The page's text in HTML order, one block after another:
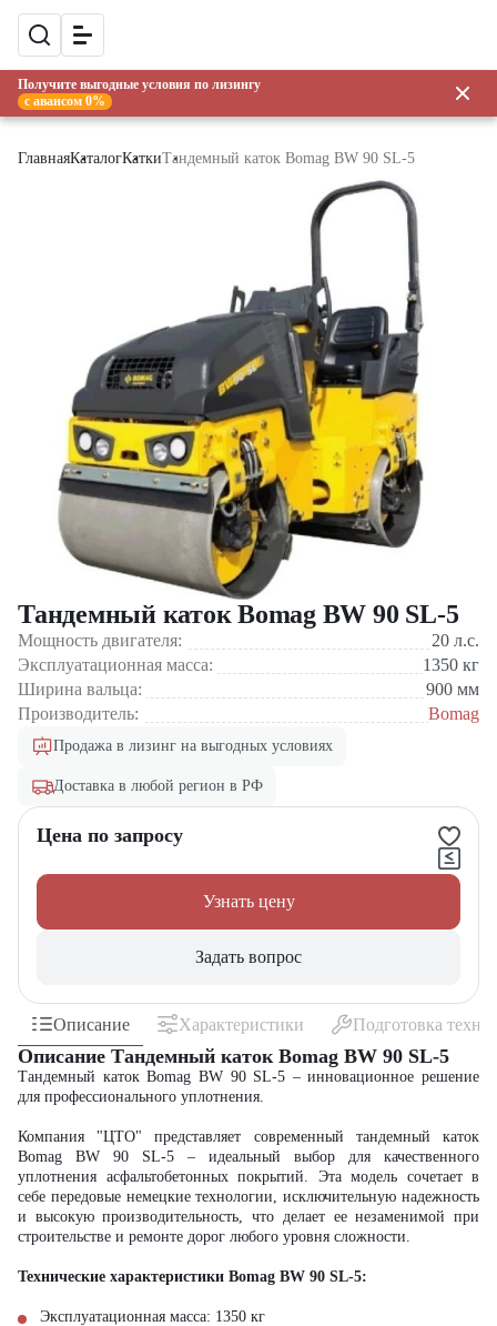
Получите выгодные условия по лизингу
с авансом 0%
ГлавнаяКаталогКаткиТандемный каток Bomag BW 90 SL-5
Тандемный каток Bomag BW 90 SL-5
Мощность двигателя: 20 л.с.
Эксплуатационная масса:
1350 кг
Ширина вальца:
900 мм
Производитель:
Bomag
Продажа в лизинг на выгодных условиях
Доставка в любой регион в РФ
Цена по запросу
Узнать цену
Задать вопрос
Описание Характеристики Подготовка
Описание Тандемный каток Bomag BW 90 SL-5
Тандемный каток Bomag BW 90 SL-5 – инновационное решение
для профессионального уплотнения.
Компания "ЦТО" представляет современный тандемный каток
Bomag BW 90 SL-5 – идеальный выбор для качественного
уплотнения асфальтобетонных покрытий. Эта модель сочетает в
себе передовые немецкие технологии, исключительную надежность
и высокую производительность, что делает ее незаменимой при
строительстве и ремонте дорог любого уровня сложности.
Технические характеристики Bomag BW 90 SL-5:
Эксплуатационная масса: 1350 кг